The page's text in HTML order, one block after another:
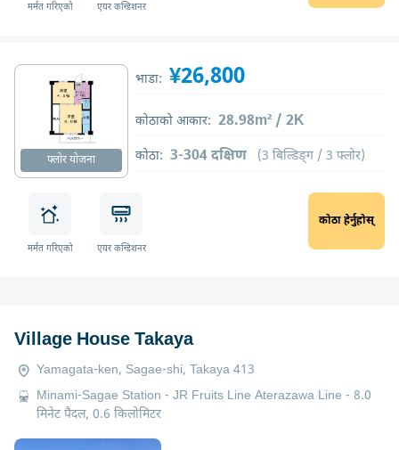
मर्मत गरिएको एयर कन्डिशनर
फ्लोर योजना
भाडा: ¥26,800
कोठाको आकार: 28.98m² / 2K
कोठा: 3-304 दक्षिण (3 बिल्डिङ्ग / 3 फ्लोर)
मर्मत गरिएको एयर कन्डिशनर
कोठा हेर्नुहोस्
Village House Takaya
Yamagata-ken, Sagae-shi, Takaya 413
Minami-Sagae Station - JR Fruits Line Aterazawa Line - 8.0
मिनेट पैदल, 0.6 किलोमिटर